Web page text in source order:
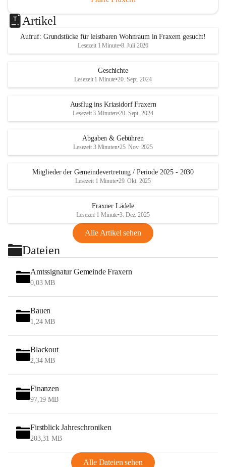
Artikel
Aufruf: Grundstücke für leistbaren Wohnraum in Fraxern gesucht!
Lesezeit 1 Minute•8. Juli 2026
Geschichte
Lesezeit 1 Minute•20. Sept. 2024
Ausflug ins Kriasidorf Fraxern
Lesezeit 3 Minuten•20. Sept. 2024
Abgaben & Gebühren
Lesezeit 3 Minuten•25. Nov. 2025
Mitglieder der Gemeindevertretung / Periode 2025 - 2030
Lesezeit 1 Minute•29. Okt. 2025
Fraxner Lädele
Lesezeit 1 Minute•3. Dez. 2025
Alle Artikel sehen
Dateien
Amtssignatur Gemeinde Fraxern
0,03 MB
Bauen
1,24 MB
Blackout
2,34 MB
Finanzen
97,19 MB
Firstblick Jahreschroniken
203,31 MB
Alle Dateien sehen